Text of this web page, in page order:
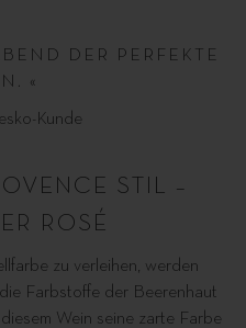
DER PERFEKTE
«
Kunde
STIL –
ROSÉ
zu verleihen, werden
Farbstoffe der Beerenhaut
Wein seine zarte Farbe